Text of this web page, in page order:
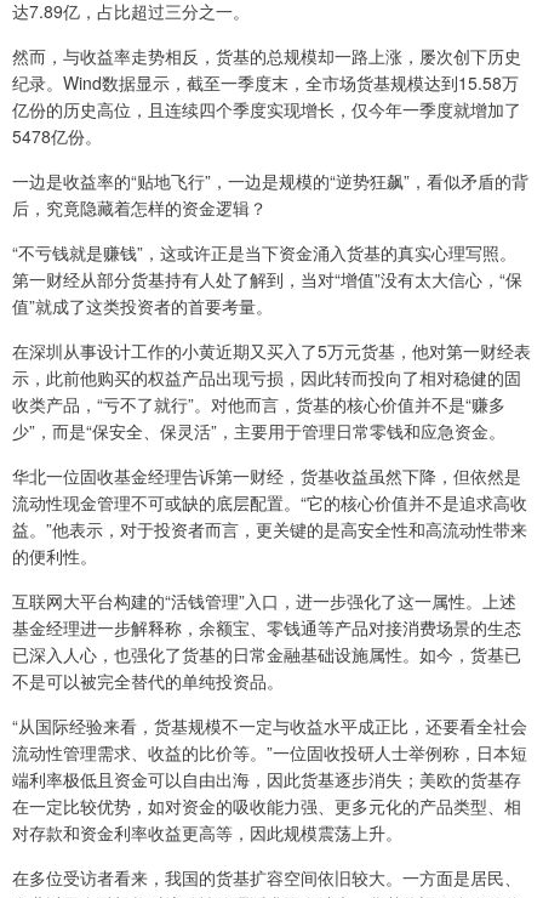
达7.89亿，占比超过三分之一。
然而，与收益率走势相反，货基的总规模却一路上涨，屡次创下历史
纪录。Wind数据显示，截至一季度末，全市场货基规模达到15.58万
亿份的历史高位，且连续四个季度实现增长，仅今年一季度就增加了
5478亿份。
一边是收益率的“贴地飞行”，一边是规模的“逆势狂飙”，看似矛盾的背
后，究竟隐藏着怎样的资金逻辑？
“不亏钱就是赚钱”，这或许正是当下资金涌入货基的真实心理写照。
第一财经从部分货基持有人处了解到，当对“增值”没有太大信心，“保
值”就成了这类投资者的首要考量。
在深圳从事设计工作的小黄近期又买入了5万元货基，他对第一财经表
示，此前他购买的权益产品出现亏损，因此转而投向了相对稳健的固
收类产品，“亏不了就行”。对他而言，货基的核心价值并不是“赚多
少”，而是“保安全、保灵活”，主要用于管理日常零钱和应急资金。
华北一位固收基金经理告诉第一财经，货基收益虽然下降，但依然是
流动性现金管理不可或缺的底层配置。“它的核心价值并不是追求高收
益。”他表示，对于投资者而言，更关键的是高安全性和高流动性带来
的便利性。
互联网大平台构建的“活钱管理”入口，进一步强化了这一属性。上述
基金经理进一步解释称，余额宝、零钱通等产品对接消费场景的生态
已深入人心，也强化了货基的日常金融基础设施属性。如今，货基已
不是可以被完全替代的单纯投资品。
“从国际经验来看，货基规模不一定与收益水平成正比，还要看全社会
流动性管理需求、收益的比价等。”一位固收投研人士举例称，日本短
端利率极低且资金可以自由出海，因此货基逐步消失；美欧的货基存
在一定比较优势，如对资金的吸收能力强、更多元化的产品类型、相
对存款和资金利率收益更高等，因此规模震荡上升。
在多位受访者看来，我国的货基扩容空间依旧较大。一方面是居民、